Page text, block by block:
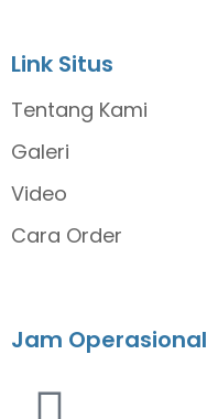
Link Situs
Tentang Kami
Galeri
Video
Cara Order
Jam Operasional